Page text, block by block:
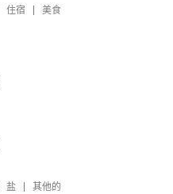
住宿 美食
盐 其他的